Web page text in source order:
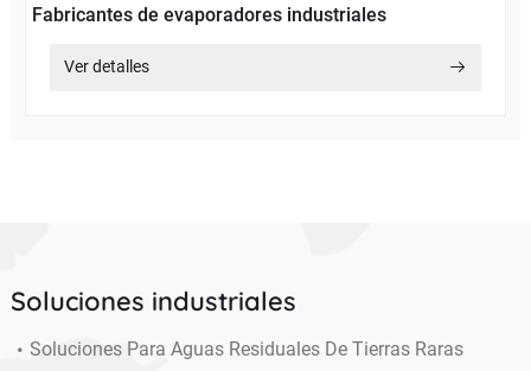
Fabricantes de evaporadores industriales
Ver detalles
Soluciones industriales
Soluciones Para Aguas Residuales De Tierras Raras